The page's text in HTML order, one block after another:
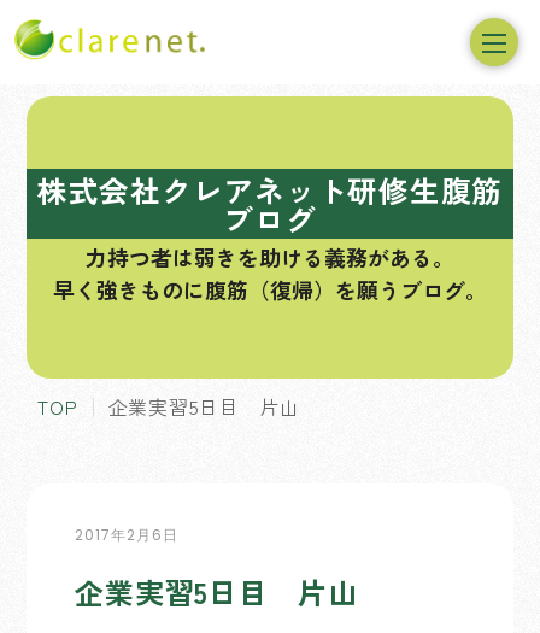
株式会社クレアネット研修生腹筋
ブログ
力持つ者は弱きを助ける義務がある。
早く強きものに腹筋（復帰）を願うブログ。
TOP 企業実習5日目 片山
2017年2月6日
企業実習5日目 片山